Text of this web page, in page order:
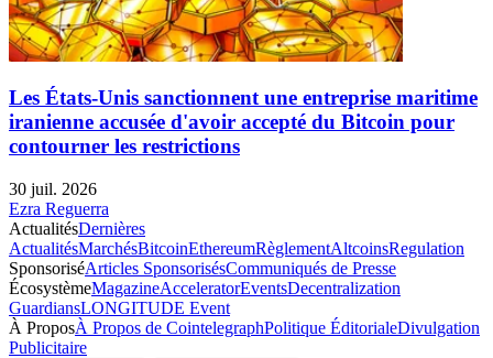
Les États-Unis sanctionnent une entreprise maritime
iranienne accusée d'avoir accepté du Bitcoin pour
contourner les restrictions
30 juil. 2026
Ezra Reguerra
ActualitésDernières
ActualitésMarchésBitcoinEthereumRèglementAltcoinsRegulation
SponsoriséArticles SponsorisésCommuniqués de Presse
ÉcosystèmeMagazineAcceleratorEventsDecentralization
GuardiansLONGITUDE Event
À ProposÀ Propos de CointelegraphPolitique ÉditorialeDivulgation
Publicitaire